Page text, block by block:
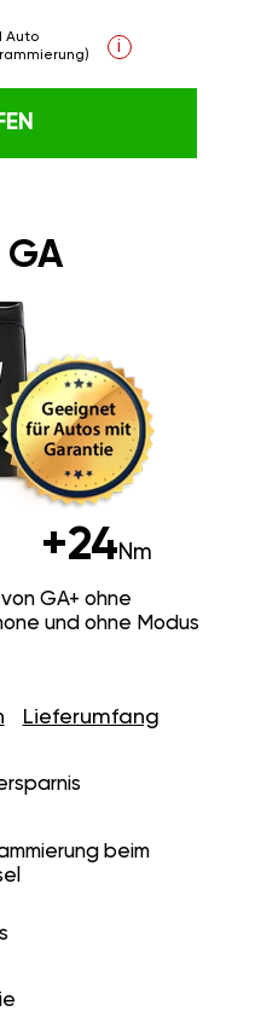
Auto
i
GA
+24Nm
GA+ ohne
und ohne Modus
Lieferumfang
beim